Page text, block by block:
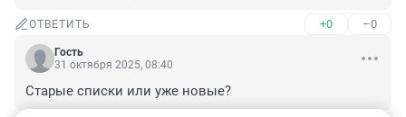
ОТВЕТИТЬ +0 –0
Гость
31 октября 2025, 08:40
Старые списки или уже новые?